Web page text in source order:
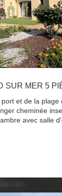
SUR MER 5
et de la plage
cheminée
avec salle
+wc , une